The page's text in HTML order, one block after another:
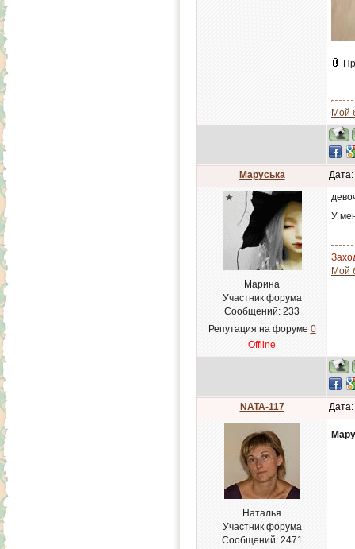
Мой
Маруська
Марина
Участник форума
Сообщений: 233
Репутация на форуме 0
Offline
У
Мой
NATA-117
Наталья
Участник форума
Сообщений: 2471